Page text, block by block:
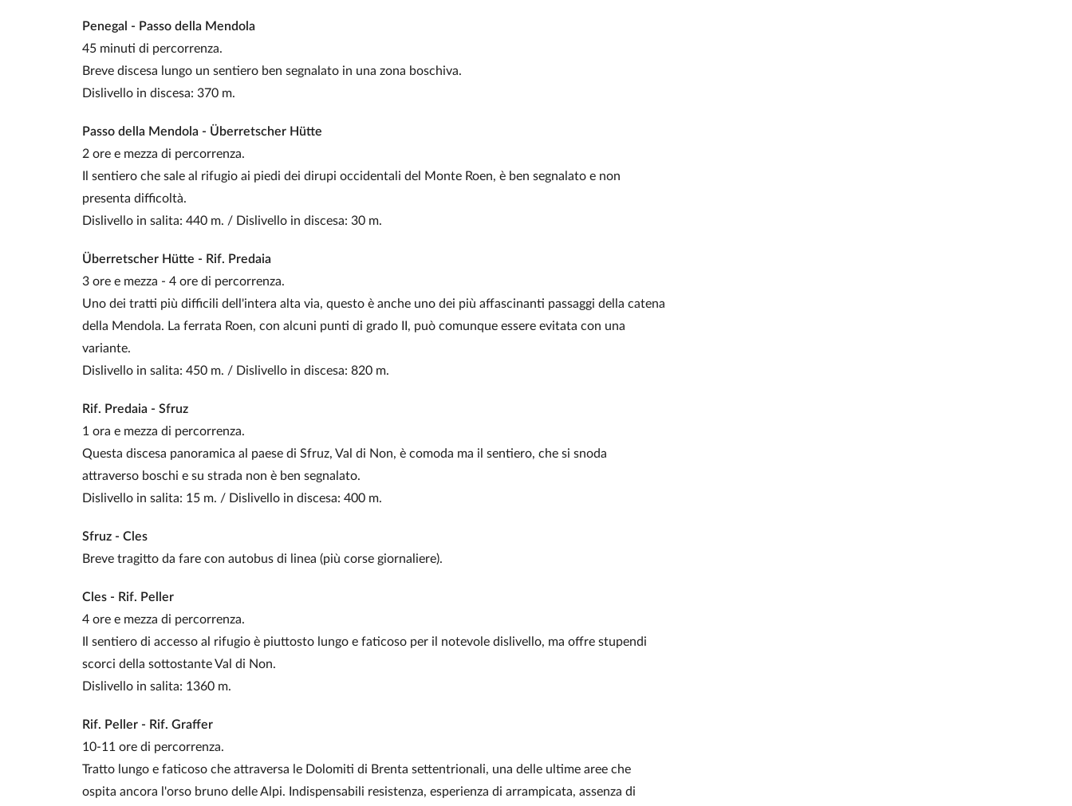
Penegal - Passo della Mendola
45 minuti di percorrenza.
Breve discesa lungo un sentiero ben segnalato in una zona boschiva.
Dislivello in discesa: 370 m.
Passo della Mendola - Überretscher Hütte
2 ore e mezza di percorrenza.
Il sentiero che sale al rifugio ai piedi dei dirupi occidentali del Monte Roen, è ben segnalato e non
presenta difficoltà.
Dislivello in salita: 440 m. / Dislivello in discesa: 30 m.
Überretscher Hütte - Rif. Predaia
3 ore e mezza - 4 ore di percorrenza.
Uno dei tratti più difficili dell'intera alta via, questo è anche uno dei più affascinanti passaggi della catena
della Mendola. La ferrata Roen, con alcuni punti di grado II, può comunque essere evitata con una
variante.
Dislivello in salita: 450 m. / Dislivello in discesa: 820 m.
Rif. Predaia - Sfruz
1 ora e mezza di percorrenza.
Questa discesa panoramica al paese di Sfruz, Val di Non, è comoda ma il sentiero, che si snoda
attraverso boschi e su strada non è ben segnalato.
Dislivello in salita: 15 m. / Dislivello in discesa: 400 m.
Sfruz - Cles
Breve tragitto da fare con autobus di linea (più corse giornaliere).
Cles - Rif. Peller
4 ore e mezza di percorrenza.
Il sentiero di accesso al rifugio è piuttosto lungo e faticoso per il notevole dislivello, ma offre stupendi
scorci della sottostante Val di Non.
Dislivello in salita: 1360 m.
Rif. Peller - Rif. Graffer
10-11 ore di percorrenza.
Tratto lungo e faticoso che attraversa le Dolomiti di Brenta settentrionali, una delle ultime aree che
ospita ancora l'orso bruno delle Alpi. Indispensabili resistenza, esperienza di arrampicata, assenza di